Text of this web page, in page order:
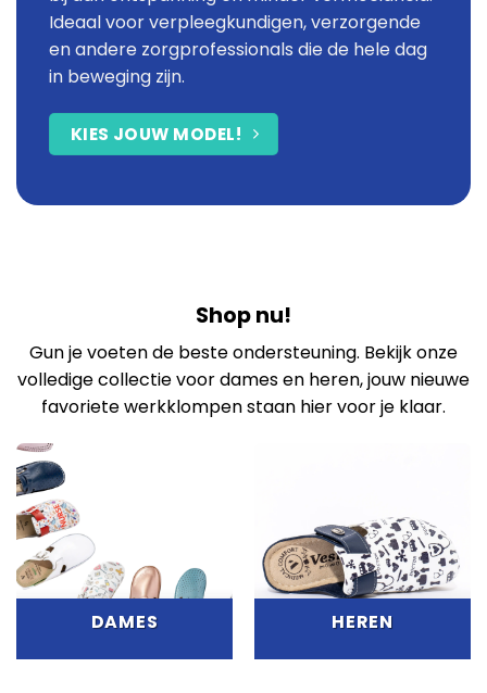
Ideaal voor verpleegkundigen, verzorgende
en andere zorgprofessionals die de hele dag
in beweging zijn.
KIES JOUW MODEL!
Shop nu!
Gun je voeten de beste ondersteuning. Bekijk onze
volledige collectie voor dames en heren, jouw nieuwe
favoriete werkklompen staan hier voor je klaar.
DAMES HEREN